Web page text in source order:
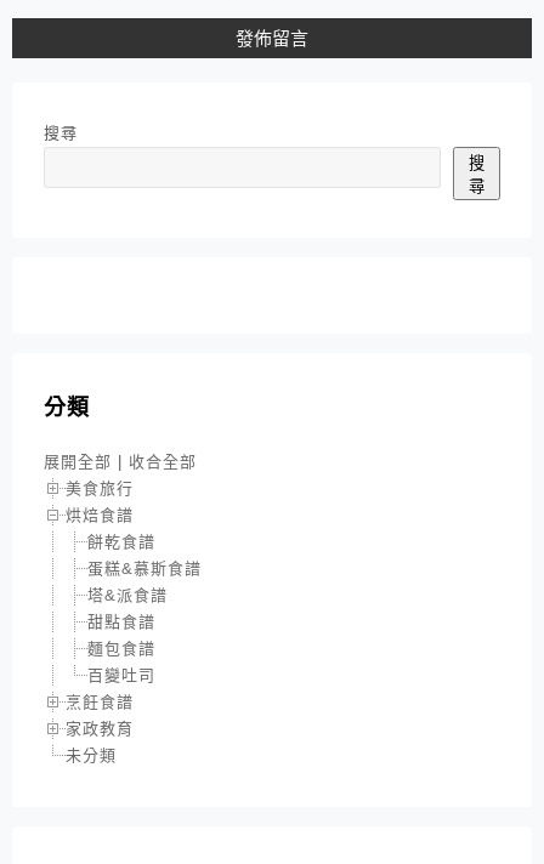
搜尋
搜
尋
分類
展開全部 | 收合全部
美食旅行
烘焙食譜
餅乾食譜
蛋糕&慕斯食譜
塔&派食譜
甜點食譜
麵包食譜
百變吐司
烹飪食譜
家政教育
未分類